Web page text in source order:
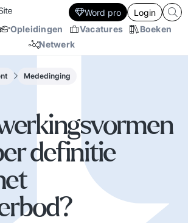
Opleidingen Vacatures
Boeken
Netwerk
Word pro Login
Mededinging
definitie